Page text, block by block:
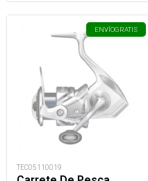
ENVÍOGRATIS
TEC05110019